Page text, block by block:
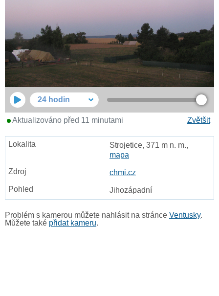
24 hodin
Zvětšit
Aktualizováno před 11 minutami
Strojetice, 371 m n. m.,
mapa
chmi.cz
Jihozápadní
Problém s kamerou můžete nahlásit na stránce Ventusky.
Můžete také přidat kameru.